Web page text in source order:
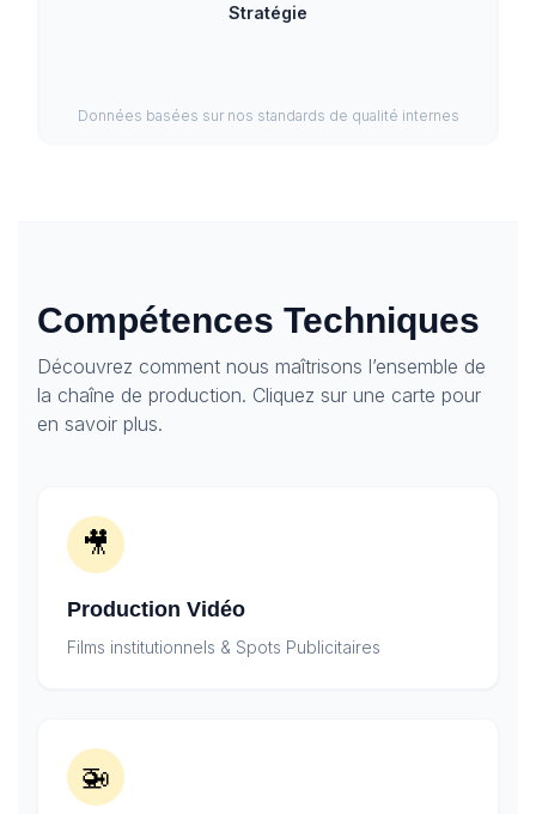
Données basées sur nos standards de qualité internes
Compétences Techniques
Découvrez comment nous maîtrisons l’ensemble de
la chaîne de production. Cliquez sur une carte pour
en savoir plus.
🎥
Production Vidéo
Films institutionnels & Spots Publicitaires
🚁